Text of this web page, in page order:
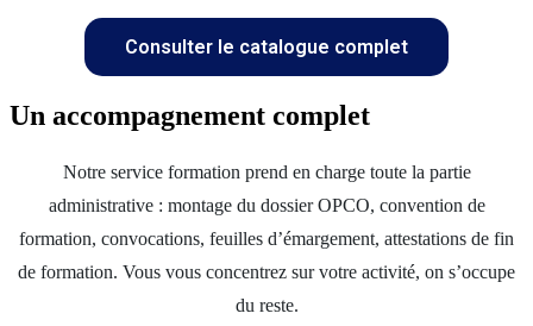
Consulter le catalogue complet
Un accompagnement complet
Notre service formation prend en charge toute la partie
administrative : montage du dossier OPCO, convention de
formation, convocations, feuilles d’émargement, attestations de fin
de formation. Vous vous concentrez sur votre activité, on s’occupe
du reste.